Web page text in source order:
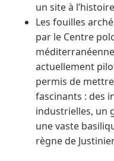
un site à
Les fouilles
par le Centre
actuellement
permis de
fascinants : des
industrielles, un
une vaste
règne de